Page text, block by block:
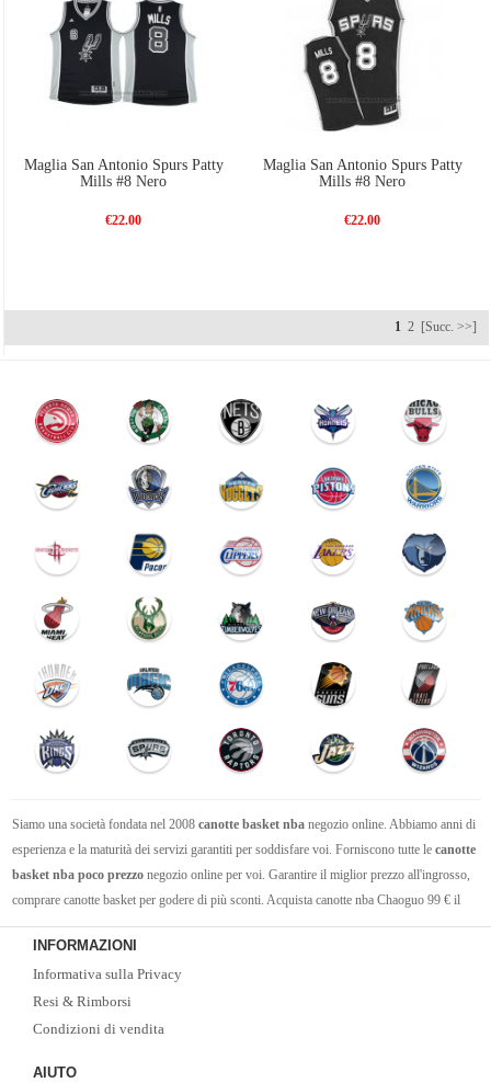
Maglia San Antonio Spurs Patty
Mills #8 Nero
€22.00
Maglia San Antonio Spurs Patty
Mills #8 Nero
€22.00
1 2 [Succ. >>]
Siamo una società fondata nel 2008 canotte basket nba negozio online. Abbiamo anni di
esperienza e la maturità dei servizi garantiti per soddisfare voi. Forniscono tutte le canotte
basket nba poco prezzo negozio online per voi. Garantire il miglior prezzo all'ingrosso,
comprare canotte basket per godere di più sconti. Acquista canotte nba Chaoguo 99 € il
trasporto libero.Vi auguro un acquisto felice!
INFORMAZIONI
Informativa sulla Privacy
Resi & Rimborsi
Condizioni di vendita
AIUTO